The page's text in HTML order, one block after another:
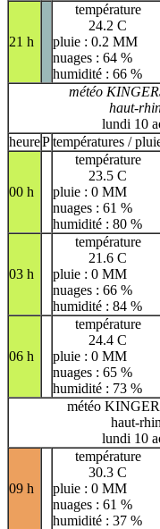
21 h
température
24.2 C
pluie : 0.2 MM
nuages : 64 %
humidité : 66 %
météo
haut-
lundi 10
heurePtempératures /
00 h
température
23.5 C
pluie : 0 MM
nuages : 61 %
humidité : 80 %
03 h
température
21.6 C
pluie : 0 MM
nuages : 66 %
humidité : 84 %
06 h
température
24.4 C
pluie : 0 MM
nuages : 65 %
humidité : 73 %
météo
haut-
lundi 10
09 h
température
30.3 C
pluie : 0 MM
nuages : 61 %
humidité : 37 %